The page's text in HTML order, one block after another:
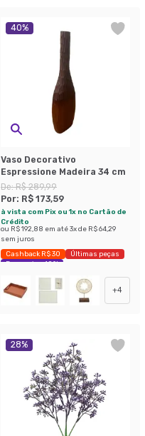
40%
Vaso Decorativo
Espressione Madeira 34 cm
De:R$ 289,99
Por: R$ 173,59
à vista com Pix ou 1x no Cartão de
Crédito
ou R$ 192,88 em até3x de R$ 64,29
sem juros
Cashback R$ 30
Últimas peças
Economize 40%
+4
28%